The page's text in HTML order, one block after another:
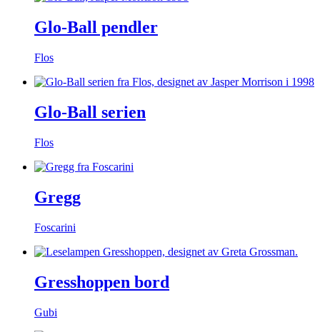
Glo-Ball pendler
Flos
Glo-Ball serien
Flos
Gregg
Foscarini
Gresshoppen bord
Gubi